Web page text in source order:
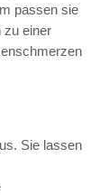
passen sie
zu einer
Sie lassen